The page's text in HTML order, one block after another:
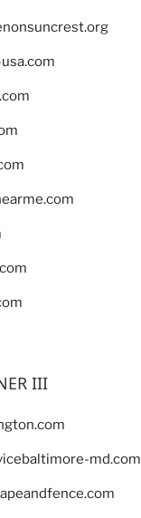
III
md.com